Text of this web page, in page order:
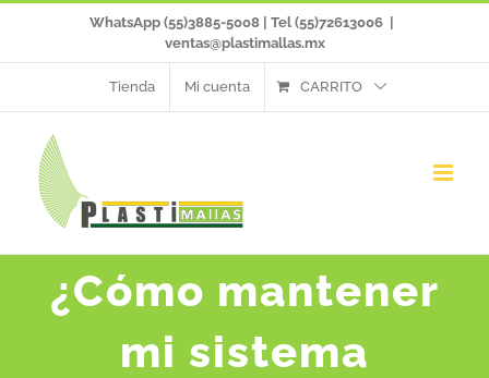
WhatsApp (55)3885-5008 | Tel (55)72613006
ventas@plastimallas.mx
Tienda Mi cuenta CARRITO
¿Cómo mantener
mi sistema